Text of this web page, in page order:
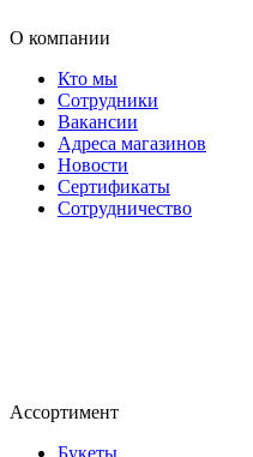
О компании
Кто мы
Сотрудники
Вакансии
Адреса магазинов
Новости
Сертификаты
Сотрудничество
Ассортимент